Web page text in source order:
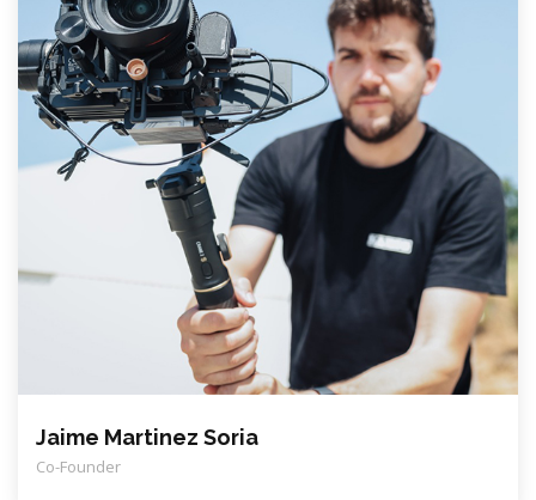
Jaime Martinez Soria
Co-Founder